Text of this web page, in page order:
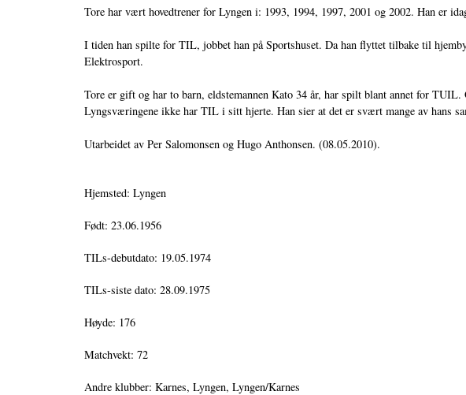
Tore har vært hovedtrener for Lyngen i: 1993, 1994, 1997, 2001 og 2002. Han er
I tiden han spilte for TIL, jobbet han på Sportshuset. Da han flyttet tilbake til
Elektrosport.
Tore er gift og har to barn, eldstemannen Kato 34 år, har spilt blant annet for
Lyngsværingene ikke har TIL i sitt hjerte. Han sier at det er svært mange av hans
Utarbeidet av Per Salomonsen og Hugo Anthonsen. (08.05.2010).
Hjemsted: Lyngen
Født: 23.06.1956
TILs-debutdato: 19.05.1974
TILs-siste dato: 28.09.1975
Høyde: 176
Matchvekt: 72
Andre klubber: Karnes, Lyngen, Lyngen/Karnes